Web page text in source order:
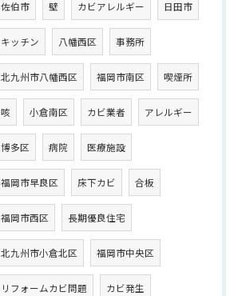
佐伯市 壁 カビアレルギー 日田市
キッチン 八幡西区 事務所
北九州市八幡西区 福岡市南区 喫煙所
咳 小倉南区 カビ業者 アレルギー
博多区 病院 医療施設
福岡市早良区 床下カビ 合板
福岡市西区 長期優良住宅
北九州市小倉北区 福岡市中央区
リフォームカビ問題 カビ発生